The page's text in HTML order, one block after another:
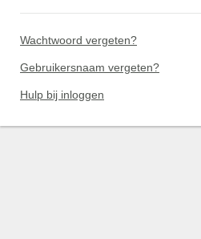
Wachtwoord vergeten?
Gebruikersnaam vergeten?
Hulp bij inloggen